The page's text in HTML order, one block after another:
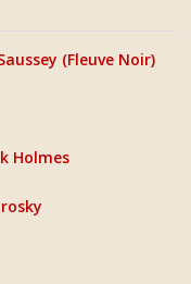
(Fleuve Noir)
Holmes